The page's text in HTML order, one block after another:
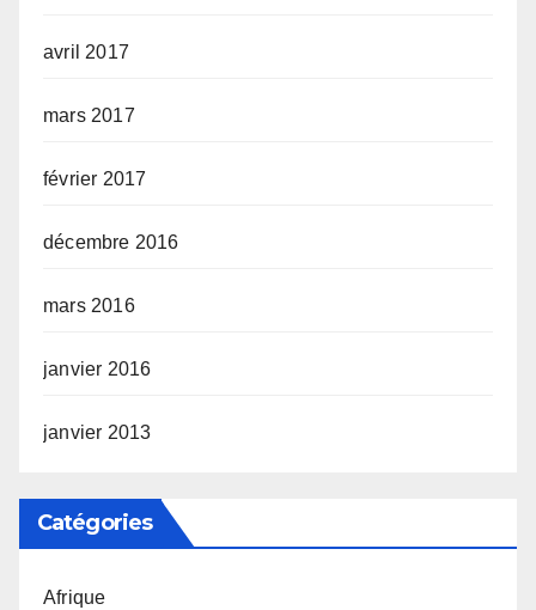
avril 2017
mars 2017
février 2017
décembre 2016
mars 2016
janvier 2016
janvier 2013
Catégories
Afrique